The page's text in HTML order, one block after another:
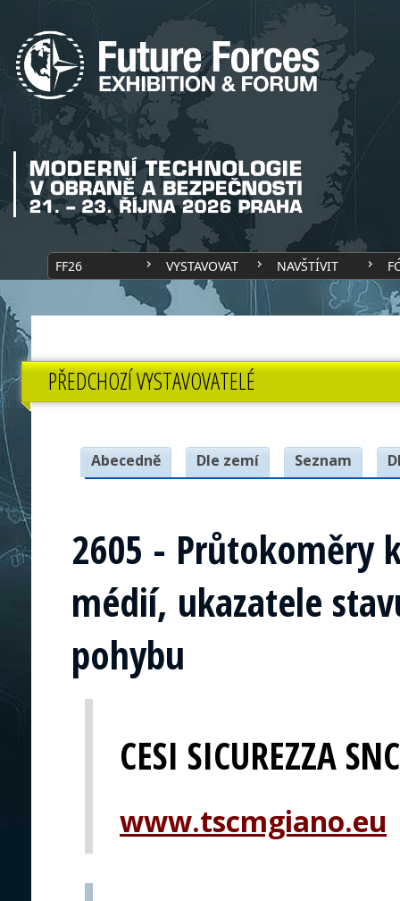
FF26 VYSTAVOVAT NAVŠTÍVIT
PŘEDCHOZÍ VYSTAVOVATELÉ
Abecedně Dle zemí Seznam
2605 - Průtokoměry
médií, ukazatele
pohybu
CESI SICUREZZA SNC
www.tscmgiano.eu